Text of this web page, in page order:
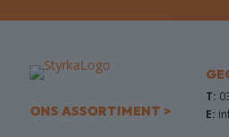
ONS ASSORTIMENT >
T:
E: